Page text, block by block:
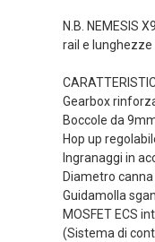
N.B. NEMESIS
rail e
Gearbox
Boccole da
Hop up
Ingranaggi in
Diametro
Guidamolla
MOSFET ECS
(Sistema di